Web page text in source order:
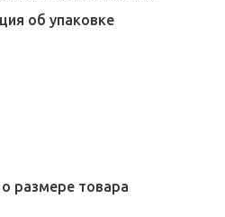
об упаковке
размере товара